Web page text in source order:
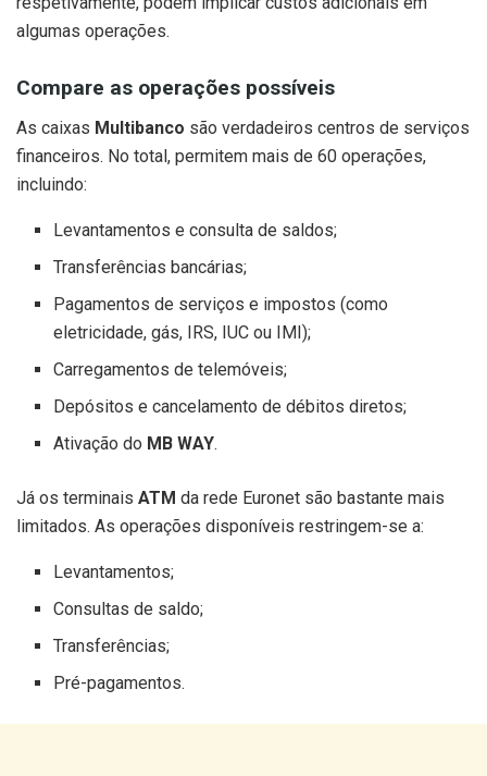
algumas operações.
Compare as operações possíveis
As caixas Multibanco são verdadeiros centros de serviços
financeiros. No total, permitem mais de 60 operações,
incluindo:
Levantamentos e consulta de saldos;
Transferências bancárias;
Pagamentos de serviços e impostos (como
eletricidade, gás, IRS, IUC ou IMI);
Carregamentos de telemóveis;
Depósitos e cancelamento de débitos diretos;
Ativação do MB WAY.
Já os terminais ATM da rede Euronet são bastante mais
limitados. As operações disponíveis restringem-se a:
Levantamentos;
Consultas de saldo;
Transferências;
Pré-pagamentos.